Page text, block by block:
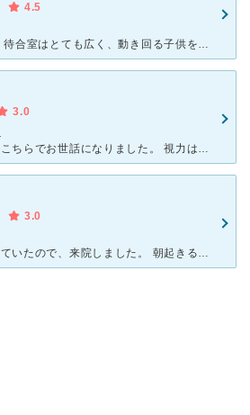
4.5
駐車場が広く便利です。 待合室はとても広く、動き回る子供を連れてでしたが、窮屈な思いもすることなく、待っていられました。 受付の方は、丁寧で優しいです。 看護師さんも優しいです。 ３歳児の視力
3.0
目に傷が入ってしまい、こちらでお世話になりました。 視力はいいので、普段眼科などはまったく縁がなく。大きな看板が出ていたのを思い出し、こちらに行きました。 病院がしまる時間に着けるか微妙だ
3.0
下手稲通りでよく見かけていたので、来院しました。 朝起きると子供の目がめやにで開かない状態でした。 ぬれたタオルで拭いてようやく目が開くような感じでした。 来院すると思った以上に空いていて驚